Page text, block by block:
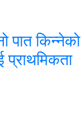
पात किन्नेको
प्राथमिकता